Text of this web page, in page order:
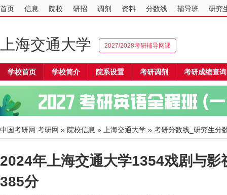
首页 信息 院校 研招 调剂 资料 分数线 辅导班 研究
上海交通大学 2027/2028考研辅导网课
学校首页 学校简介 院系设置 考研调剂 考研成绩查询
中国考研网 考研网 » 院校信息 » 上海交通大学 » 考研分数线_研究生分
2024年上海交通大学1354戏剧与影
385分